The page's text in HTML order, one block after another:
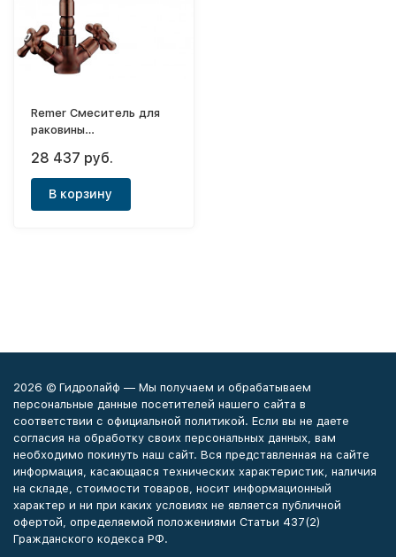
Remer Смеситель для
раковины
изливом типа (бронза)
Antique
28 437 руб.
В корзину
2026 © Гидролайф — Мы получаем и обрабатываем
персональные данные посетителей нашего сайта в
соответствии с официальной политикой. Если вы не даете
согласия на обработку своих персональных данных, вам
необходимо покинуть наш сайт. Вся представленная на сайте
информация, касающаяся технических характеристик, наличия
на складе, стоимости товаров, носит информационный
характер и ни при каких условиях не является публичной
офертой, определяемой положениями Статьи 437(2)
Гражданского кодекса РФ.